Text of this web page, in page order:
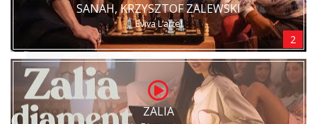
SANAH, KRZYSZTOF ZALEWSKI
Eviva L’arte!
2
ZALIA